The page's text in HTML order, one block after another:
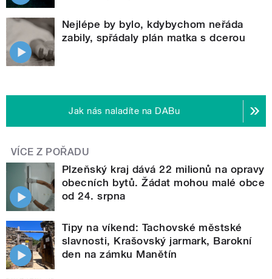
Nejlépe by bylo, kdybychom neřáda
zabily, spřádaly plán matka s dcerou
Jak nás naladíte na DABu
VÍCE Z POŘADU
Plzeňský kraj dává 22 milionů na opravy
obecních bytů. Žádat mohou malé obce
od 24. srpna
Tipy na víkend: Tachovské městské
slavnosti, Krašovský jarmark, Barokní
den na zámku Manětín